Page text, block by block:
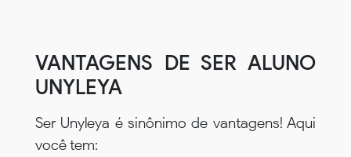
VANTAGENS DE SER ALUNO
UNYLEYA
Ser Unyleya é sinônimo de vantagens! Aqui
você tem: